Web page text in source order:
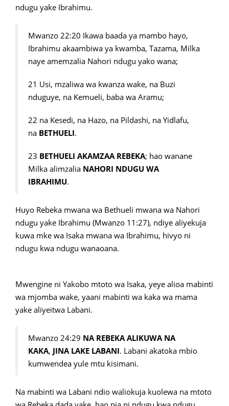
ndugu yake Ibrahimu.
Mwanzo 22:20 Ikawa baada ya mambo hayo,
Ibrahimu akaambiwa ya kwamba, Tazama, Milka
naye amemzalia Nahori ndugu yako wana;
21 Usi, mzaliwa wa kwanza wake, na Buzi
nduguye, na Kemueli, baba wa Aramu;
22 na Kesedi, na Hazo, na Pildashi, na Yidlafu,
na BETHUELI.
23 BETHUELI AKAMZAA REBEKA; hao wanane
Milka alimzalia NAHORI NDUGU WA
IBRAHIMU.
Huyo Rebeka mwana wa Bethueli mwana wa Nahori
ndugu yake Ibrahimu (Mwanzo 11:27), ndiye aliyekuja
kuwa mke wa Isaka mwana wa Ibrahimu, hivyo ni
ndugu kwa ndugu wanaoana.
Mwengine ni Yakobo mtoto wa Isaka, yeye alioa mabinti
wa mjomba wake, yaani mabinti wa kaka wa mama
yake aliyeitwa Labani.
Mwanzo 24:29 NA REBEKA ALIKUWA NA
KAKA, JINA LAKE LABANI. Labani akatoka mbio
kumwendea yule mtu kisimani.
Na mabinti wa Labani ndio waliokuja kuolewa na mtoto